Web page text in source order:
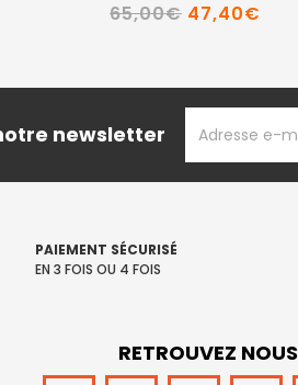
65,00€ 47,40€
newsletter
EMAIL
PAIEMENT SÉCURISÉ
EN 3 FOIS OU 4 FOIS
RETROUVEZ